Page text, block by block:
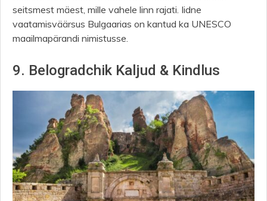
seitsmest mäest, mille vahele linn rajati. Iidne
vaatamisväärsus Bulgaarias on kantud ka UNESCO
maailmapärandi nimistusse.
9. Belogradchik Kaljud & Kindlus